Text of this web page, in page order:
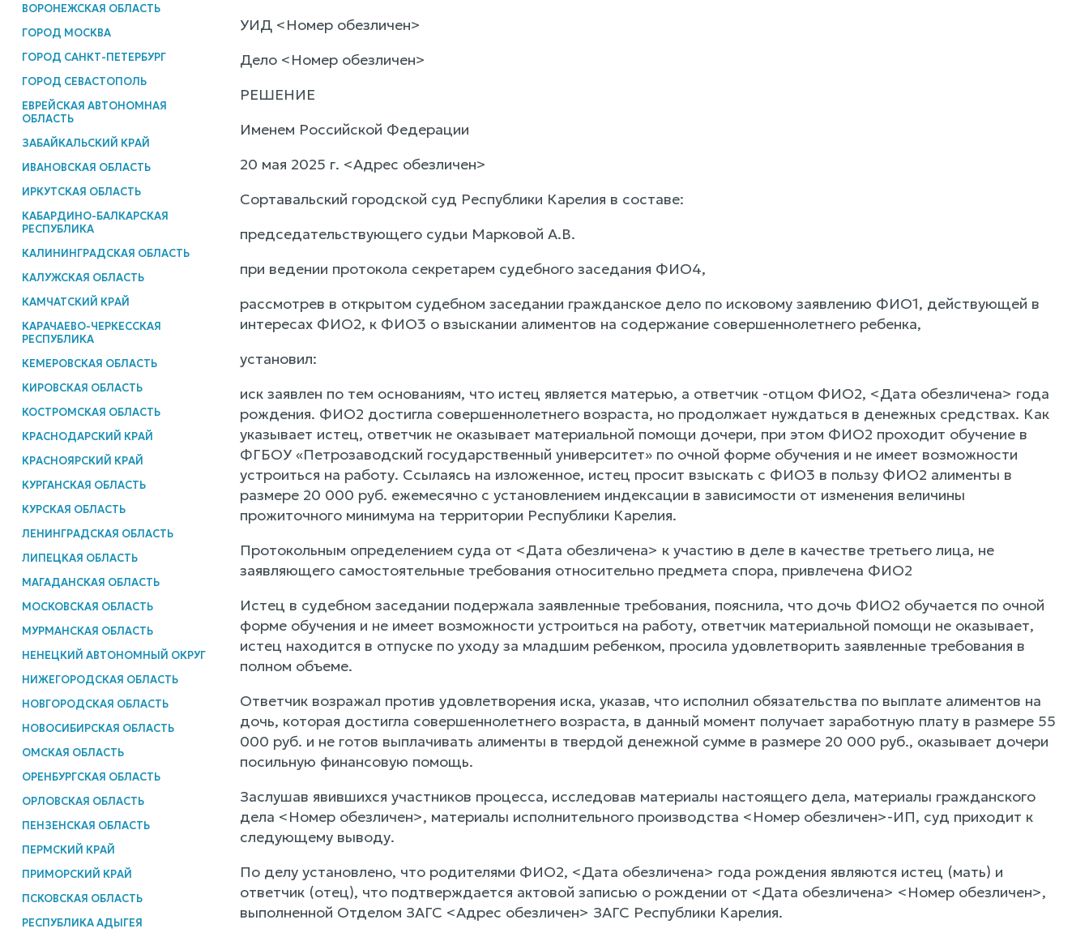
ВОРОНЕЖСКАЯ ОБЛАСТЬ
ГОРОД МОСКВА
ГОРОД САНКТ-ПЕТЕРБУРГ
ГОРОД СЕВАСТОПОЛЬ
ЕВРЕЙСКАЯ АВТОНОМНАЯ
ОБЛАСТЬ
ЗАБАЙКАЛЬСКИЙ КРАЙ
ИВАНОВСКАЯ ОБЛАСТЬ
ИРКУТСКАЯ ОБЛАСТЬ
КАБАРДИНО-БАЛКАРСКАЯ
РЕСПУБЛИКА
КАЛИНИНГРАДСКАЯ ОБЛАСТЬ
КАЛУЖСКАЯ ОБЛАСТЬ
КАМЧАТСКИЙ КРАЙ
КАРАЧАЕВО-ЧЕРКЕССКАЯ
РЕСПУБЛИКА
КЕМЕРОВСКАЯ ОБЛАСТЬ
КИРОВСКАЯ ОБЛАСТЬ
КОСТРОМСКАЯ ОБЛАСТЬ
КРАСНОДАРСКИЙ КРАЙ
КРАСНОЯРСКИЙ КРАЙ
КУРГАНСКАЯ ОБЛАСТЬ
КУРСКАЯ ОБЛАСТЬ
ЛЕНИНГРАДСКАЯ ОБЛАСТЬ
ЛИПЕЦКАЯ ОБЛАСТЬ
МАГАДАНСКАЯ ОБЛАСТЬ
МОСКОВСКАЯ ОБЛАСТЬ
МУРМАНСКАЯ ОБЛАСТЬ
НЕНЕЦКИЙ АВТОНОМНЫЙ ОКРУГ
НИЖЕГОРОДСКАЯ ОБЛАСТЬ
НОВГОРОДСКАЯ ОБЛАСТЬ
НОВОСИБИРСКАЯ ОБЛАСТЬ
ОМСКАЯ ОБЛАСТЬ
ОРЕНБУРГСКАЯ ОБЛАСТЬ
ОРЛОВСКАЯ ОБЛАСТЬ
ПЕНЗЕНСКАЯ ОБЛАСТЬ
ПЕРМСКИЙ КРАЙ
ПРИМОРСКИЙ КРАЙ
ПСКОВСКАЯ ОБЛАСТЬ
РЕСПУБЛИКА АДЫГЕЯ
УИД <Номер обезличен>
Дело <Номер обезличен>
РЕШЕНИЕ
Именем Российской Федерации
20 мая 2025 г. <Адрес обезличен>
Сортавальский городской суд Республики Карелия в составе:
председательствующего судьи Марковой А.В.
при ведении протокола секретарем судебного заседания ФИО4,
рассмотрев в открытом судебном заседании гражданское дело по исковому заявлению ФИО1, действующей в
интересах ФИО2, к ФИО3 о взыскании алиментов на содержание совершеннолетнего ребенка,
установил:
иск заявлен по тем основаниям, что истец является матерью, а ответчик -отцом ФИО2, <Дата обезличена> года
рождения. ФИО2 достигла совершеннолетнего возраста, но продолжает нуждаться в денежных средствах. Как
указывает истец, ответчик не оказывает материальной помощи дочери, при этом ФИО2 проходит обучение в
ФГБОУ «Петрозаводский государственный университет» по очной форме обучения и не имеет возможности
устроиться на работу. Ссылаясь на изложенное, истец просит взыскать с ФИО3 в пользу ФИО2 алименты в
размере 20 000 руб. ежемесячно с установлением индексации в зависимости от изменения величины
прожиточного минимума на территории Республики Карелия.
Протокольным определением суда от <Дата обезличена> к участию в деле в качестве третьего лица, не
заявляющего самостоятельные требования относительно предмета спора, привлечена ФИО2
Истец в судебном заседании подержала заявленные требования, пояснила, что дочь ФИО2 обучается по очной
форме обучения и не имеет возможности устроиться на работу, ответчик материальной помощи не оказывает,
истец находится в отпуске по уходу за младшим ребенком, просила удовлетворить заявленные требования в
полном объеме.
Ответчик возражал против удовлетворения иска, указав, что исполнил обязательства по выплате алиментов на
дочь, которая достигла совершеннолетнего возраста, в данный момент получает заработную плату в размере 55
000 руб. и не готов выплачивать алименты в твердой денежной сумме в размере 20 000 руб., оказывает дочери
посильную финансовую помощь.
Заслушав явившихся участников процесса, исследовав материалы настоящего дела, материалы гражданского
дела <Номер обезличен>, материалы исполнительного производства <Номер обезличен>-ИП, суд приходит к
следующему выводу.
По делу установлено, что родителями ФИО2, <Дата обезличена> года рождения являются истец (мать) и
ответчик (отец), что подтверждается актовой записью о рождении от <Дата обезличена> <Номер обезличен>,
выполненной Отделом ЗАГС <Адрес обезличен> ЗАГС Республики Карелия.